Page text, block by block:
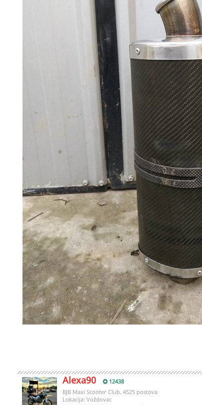
Alexa90 12438
BJB Maxi Scooter Club, 4525 postova
Lokacija: Voždovac